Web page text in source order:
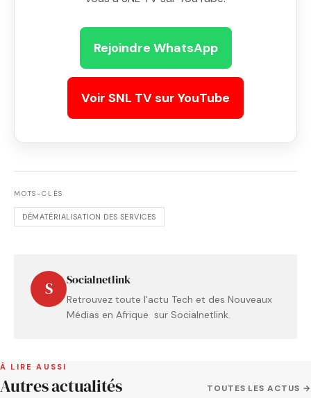
Rejoindre WhatsApp
Voir SNL TV sur YouTube
MOTS-CLÉS
DÉMATÉRIALISATION DES SERVICES
S Socialnetlink
Retrouvez toute l'actu Tech et des Nouveaux
Médias en Afrique sur Socialnetlink.
À LIRE AUSSI
Autres actualités TOUTES LES ACTUS →